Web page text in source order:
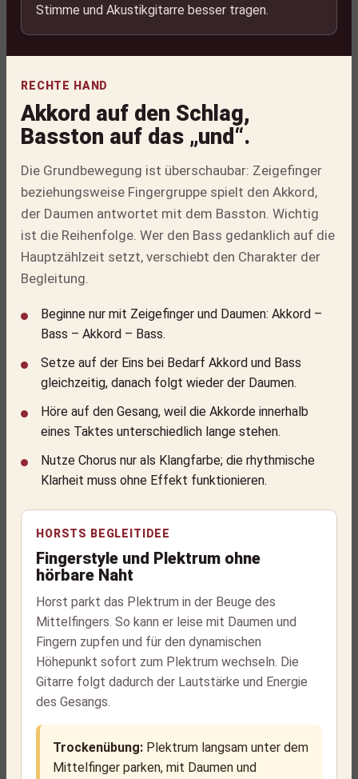
Stimme und Akustikgitarre besser tragen.
RECHTE HAND
Akkord auf den Schlag,
Basston auf das „und“.
Die Grundbewegung ist überschaubar: Zeigefinger
beziehungsweise Fingergruppe spielt den Akkord,
der Daumen antwortet mit dem Basston. Wichtig
ist die Reihenfolge. Wer den Bass gedanklich auf die
Hauptzählzeit setzt, verschiebt den Charakter der
Begleitung.
Beginne nur mit Zeigefinger und Daumen: Akkord –
Bass – Akkord – Bass.
Setze auf der Eins bei Bedarf Akkord und Bass
gleichzeitig, danach folgt wieder der Daumen.
Höre auf den Gesang, weil die Akkorde innerhalb
eines Taktes unterschiedlich lange stehen.
Nutze Chorus nur als Klangfarbe; die rhythmische
Klarheit muss ohne Effekt funktionieren.
HORSTS BEGLEITIDEE
Fingerstyle und Plektrum ohne
hörbare Naht
Horst parkt das Plektrum in der Beuge des
Mittelfingers. So kann er leise mit Daumen und
Fingern zupfen und für den dynamischen
Höhepunkt sofort zum Plektrum wechseln. Die
Gitarre folgt dadurch der Lautstärke und Energie
des Gesangs.
Trockenübung: Plektrum langsam unter dem
Mittelfinger parken, mit Daumen und